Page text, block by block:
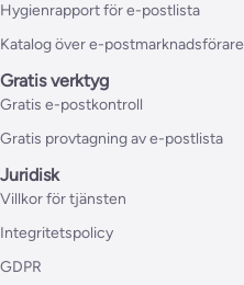
Hygienrapport för e-postlista
Katalog över e-postmarknadsförare
Gratis verktyg
Gratis e-postkontroll
Gratis provtagning av e-postlista
Juridisk
Villkor för tjänsten
Integritetspolicy
GDPR